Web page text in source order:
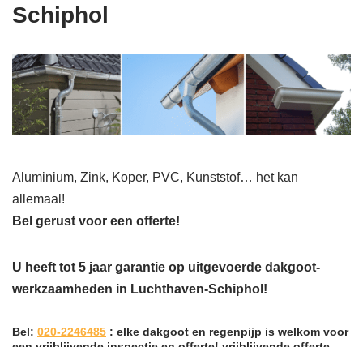
Schiphol
Aluminium, Zink, Koper, PVC, Kunststof… het kan
allemaal!
Bel gerust voor een offerte!
U heeft tot 5 jaar garantie op uitgevoerde dakgoot-
werkzaamheden in Luchthaven-Schiphol!
Bel: 020-2246485 : elke dakgoot en regenpijp is welkom voor